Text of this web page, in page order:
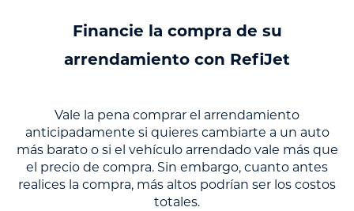
Financie la compra de su
arrendamiento con RefiJet
Vale la pena comprar el arrendamiento
anticipadamente si quieres cambiarte a un auto
más barato o si el vehículo arrendado vale más que
el precio de compra. Sin embargo, cuanto antes
realices la compra, más altos podrían ser los costos
totales.